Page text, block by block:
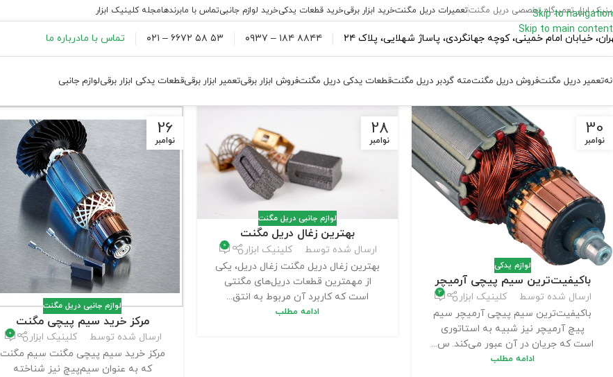
Skip to navigation
Skip to main content
ابزار تعمیرگاه تخصصی دریل مگنتتعمیرات دریل مگنتخرید ابزار برقیخرید قطعات یدکیخرید لوازم جانبیتماس با مابرندهامجله کلینیک ابزار
خیابان امام خمینی، کوچه جهانگردی، پاساژ شهلایی، پلاک ۲۴ ۸۸۴۴ ۱۸۴ – ۰۹۳۷ ۵۳ ۵۸ ۶۶۷۲ – ۰۲۱ تماس با مادرباره ما
تعمیر دریل مگنتفروش دریل مگنتمته گردبر دریل مگنتقطعات یدکی دریل مگنتفروش ابزار برقیتعمیر ابزار برقیقطعات یدکی ابزار برقیلوازم جانبی
30
نوامبر
لوازم یدکی
باکیفیت‌ترین سیم پیچی آرمیچر
ارسال شده توسط کلینیک ابزار 2
باکیفیت‌ترین سیم پیچی آرمیچر سیم
پیچ آرمیچر نیز شبیه به استاتوری
است که جریان در آن عبور می‌کند. س...
ادامه مطلب
28
نوامبر
لوازم جانبی دریل مگنت
بهترین زغال دریل مگنت
ارسال شده توسط کلینیک ابزار 0
بهترین زغال دریل مگنت زغال دریل، یکی
از مهمترین قطعات دریل‌های مگنتی
است که کاربرد آن مربوط به انتق...
ادامه مطلب
26
نوامبر
لوازم جانبی دریل مگنت
مرکز خرید سیم پیچی مگنت
ارسال شده توسط کلینیک ابزار 0
مرکز خرید سیم پیچی مگنت سیم مگنت
که به عنوان سیم‌پیچ نیز شناخته